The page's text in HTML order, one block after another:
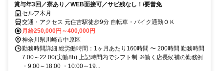
賞与年3回／寮あり／WEB面接可／サビ残なし！/要普免
セルフ木月
交通・アクセス 元住吉駅徒歩9分 自転車・バイク通勤ＯＫ
月給250,000円～400,000円
神奈川県川崎市中原区
勤務時間詳細 総労働時間：1ヶ月あたり160時間 〜 200時間 勤務時間
7:00～22:00(実働8h) 上記時間内でシフト制 ※働く店長候補の勤務例
・9:00～18:00 ・10:00～19...